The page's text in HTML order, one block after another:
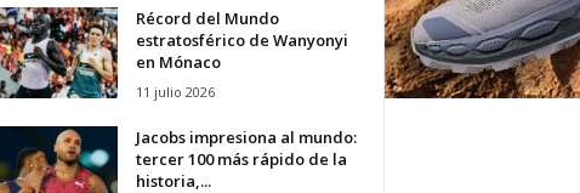
Récord del Mundo
estratosférico de Wanyonyi
en Mónaco
11 julio 2026
Jacobs impresiona al mundo:
tercer 100 más rápido de la
historia,...